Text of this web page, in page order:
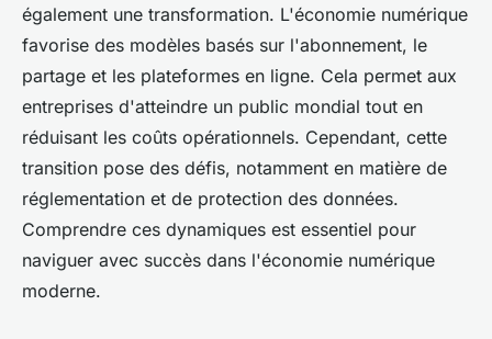
également une transformation. L'économie numérique
favorise des modèles basés sur l'abonnement, le
partage et les plateformes en ligne. Cela permet aux
entreprises d'atteindre un public mondial tout en
réduisant les coûts opérationnels. Cependant, cette
transition pose des défis, notamment en matière de
réglementation et de protection des données.
Comprendre ces dynamiques est essentiel pour
naviguer avec succès dans l'économie numérique
moderne.